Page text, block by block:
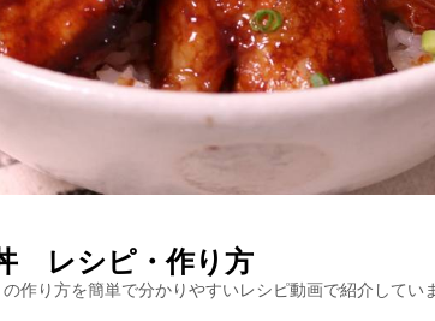
レシピ・作り方
の作り方を簡単で分かりやすいレシピ動画で紹介してい